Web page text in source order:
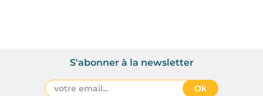
S'abonner à la newsletter
Ok